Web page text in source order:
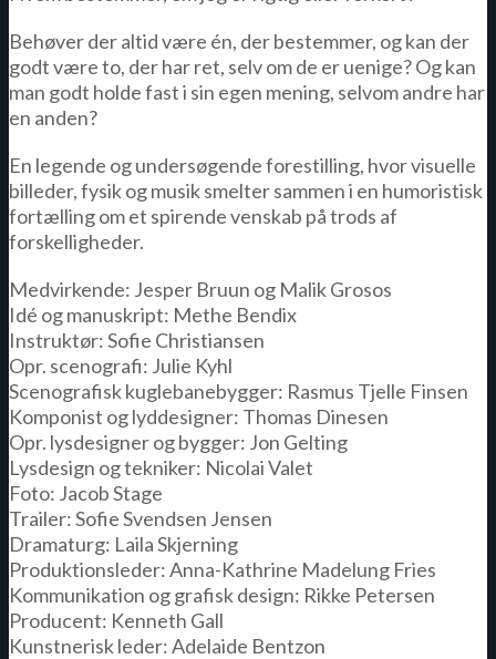
Behøver der altid være én, der bestemmer, og kan der
godt være to, der har ret, selv om de er uenige? Og kan
man godt holde fast i sin egen mening, selvom andre har
en anden?
En legende og undersøgende forestilling, hvor visuelle
billeder, fysik og musik smelter sammen i en humoristisk
fortælling om et spirende venskab på trods af
forskelligheder.
Medvirkende: Jesper Bruun og Malik Grosos
Idé og manuskript: Methe Bendix
Instruktør: Sofie Christiansen
Opr. scenografi: Julie Kyhl
Scenografisk kuglebanebygger: Rasmus Tjelle Finsen
Komponist og lyddesigner: Thomas Dinesen
Opr. lysdesigner og bygger: Jon Gelting
Lysdesign og tekniker: Nicolai Valet
Foto: Jacob Stage
Trailer: Sofie Svendsen Jensen
Dramaturg: Laila Skjerning
Produktionsleder: Anna-Kathrine Madelung Fries
Kommunikation og grafisk design: Rikke Petersen
Producent: Kenneth Gall
Kunstnerisk leder: Adelaide Bentzon